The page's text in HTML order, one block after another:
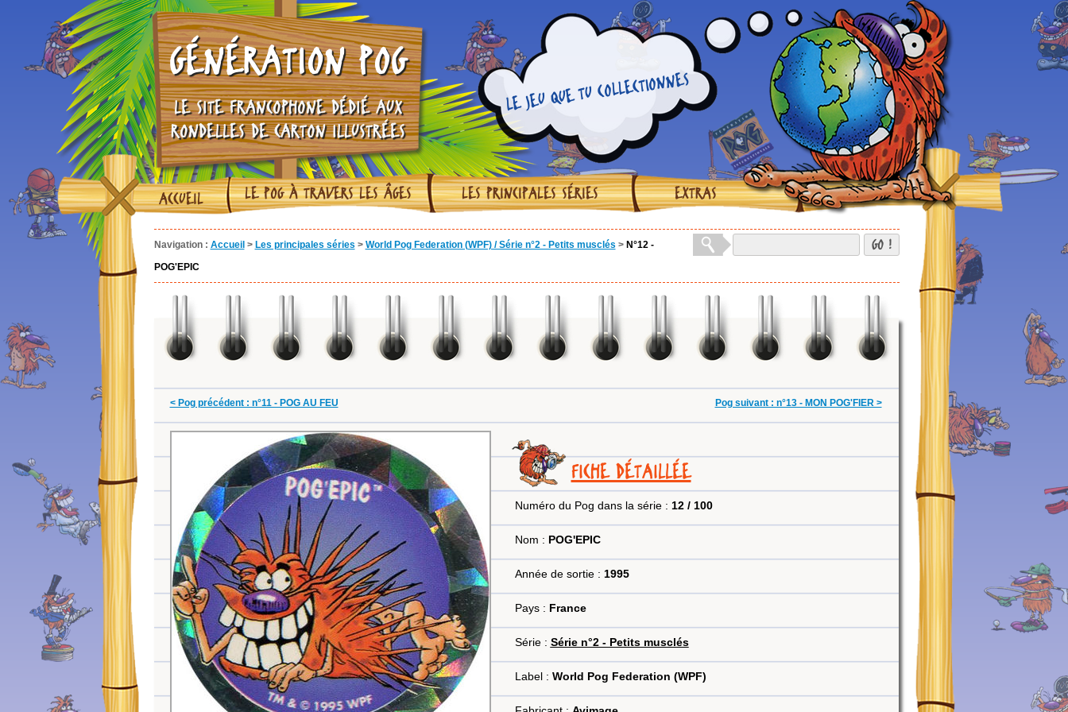
GÉNÉRATION POG
LE SITE FRANCOPHONE DÉDIÉ AUX
RONDELLES DE CARTON ILLUSTRÉES
LE JEU QUE TU COLLECTIONNES
ACCUEIL LE POG À TRAVERS LES ÂGES LES PRINCIPALES SÉRIES EXTRAS
Navigation : Accueil > Les principales séries > World Pog Federation (WPF) / Série n°2 - Petits musclés > N°12 -
POG'EPIC
GO !
< Pog précédent : n°11 - POG AU FEU Pog suivant : n°13 - MON POG'FIER >
FICHE DÉTAILLÉE
Numéro du Pog dans la série : 12 / 100
Nom : POG'EPIC
Année de sortie : 1995
Pays : France
Série : Série n°2 - Petits musclés
Label : World Pog Federation (WPF)